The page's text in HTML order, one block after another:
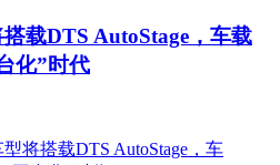
载DTS AutoStage，车载
化”时代